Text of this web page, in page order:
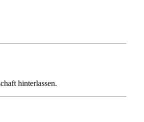
hinterlassen.